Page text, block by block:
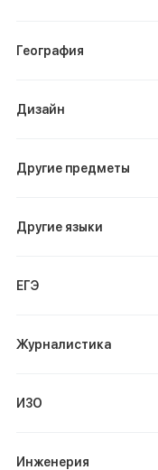
География
Дизайн
Другие предметы
Другие языки
ЕГЭ
Журналистика
ИЗО
Инженерия